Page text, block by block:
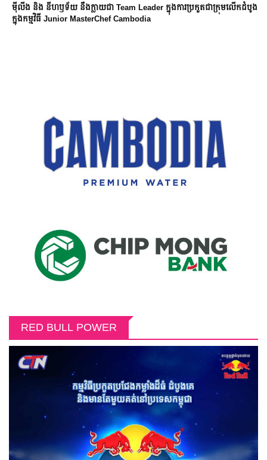
ម៉ីលីង និង នីហឫទ័យ នឹងក្លាយជា Team Leader ក្នុងការប្រកួតជាក្រុមលើកដំបូង
ក្នុងកម្មវិធី Junior MasterChef Cambodia
RED BULL POWER